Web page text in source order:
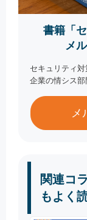
書籍「
メ
セキュリティ
企業の情シス部
メ
関連コ
もよく